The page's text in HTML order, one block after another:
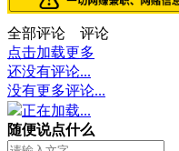
全部评论
评论
点击加载更多
还没有评论...
没有更多评论...
正在加载...
随便说点什么